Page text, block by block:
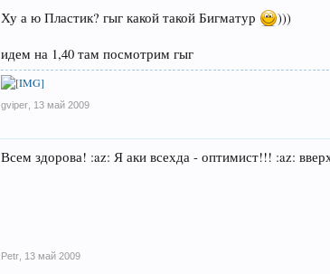
Ху а ю Пластик? гыг какой такой Бигматур )))
идем на 1,40 там посмотрим гыг
gviper 13 май 2009
Всем здорова! :az: Я аки всехда - оптимист!!! :az:
Petr 13 май 2009